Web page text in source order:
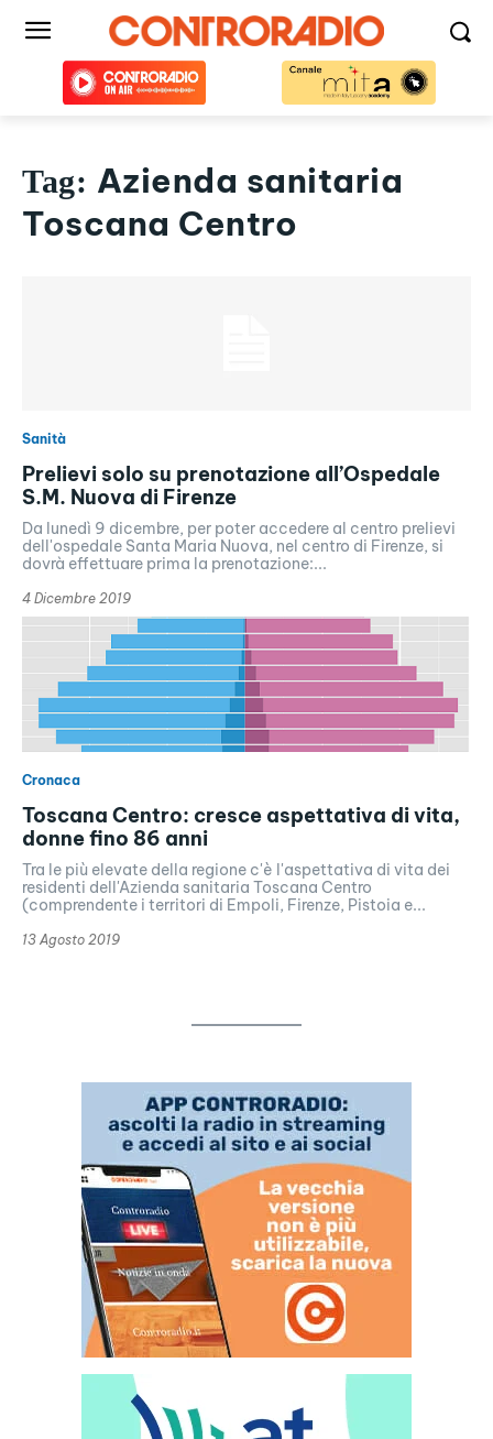
Tag: Azienda sanitaria
Toscana Centro
Sanità
Prelievi solo su prenotazione all’Ospedale
S.M. Nuova di Firenze
Da lunedì 9 dicembre, per poter accedere al centro prelievi
dell'ospedale Santa Maria Nuova, nel centro di Firenze, si
dovrà effettuare prima la prenotazione:...
4 Dicembre 2019
Cronaca
Toscana Centro: cresce aspettativa di vita,
donne fino 86 anni
Tra le più elevate della regione c'è l'aspettativa di vita dei
residenti dell'Azienda sanitaria Toscana Centro
(comprendente i territori di Empoli, Firenze, Pistoia e...
13 Agosto 2019